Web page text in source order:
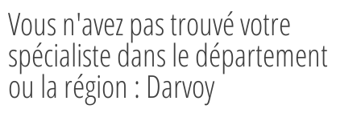
Vous n'avez pas trouvé votre
spécialiste dans le département
ou la région : Darvoy